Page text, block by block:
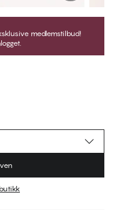
medlemstilbud!